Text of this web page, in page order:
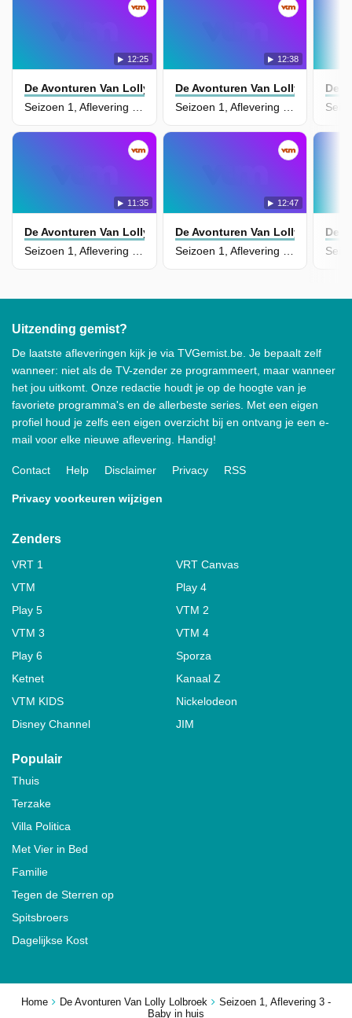
Home De Avonturen Van Lolly Lolbroek
Seizoen 1, Aflevering 3 -
Baby in huis
12:25
De Avonturen Van Lolly Lolbroek
Seizoen 1, Aflevering 13 - Showtime
12:38
De Avonturen Van Lolly Lolbroek
Seizoen 1, Aflevering 12 - Een plakkerig zootje
11:35
De Avonturen Van Lolly Lolbroek
12:47
De Avonturen Van Lolly Lolbroek
De
De
Uitzending gemist?
De laatste afleveringen kijk je via TVGemist.be. Je bepaalt zelf
wanneer: niet als de TV-zender ze programmeert, maar wanneer
het jou uitkomt. Onze redactie houdt je op de hoogte van je
favoriete programma's en de allerbeste series. Met een eigen
profiel houd je zelfs een eigen overzicht bij en ontvang je een e-
mail voor elke nieuwe aflevering. Handig!
Contact Help Disclaimer Privacy RSS
Privacy voorkeuren wijzigen
Zenders
VRT 1
VRT Canvas
VTM
Play 4
Play 5
VTM 2
VTM 3
VTM 4
Play 6
Sporza
Ketnet
Kanaal Z
VTM KIDS
Nickelodeon
Disney Channel
JIM
Populair
Thuis
Terzake
Villa Politica
Met Vier in Bed
Familie
Tegen de Sterren op
Spitsbroers
Dagelijkse Kost